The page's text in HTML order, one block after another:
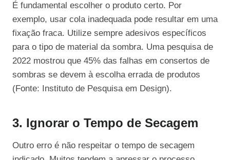
É fundamental escolher o produto certo. Por
exemplo, usar cola inadequada pode resultar em uma
fixação fraca. Utilize sempre adesivos específicos
para o tipo de material da sombra. Uma pesquisa de
2022 mostrou que 45% das falhas em consertos de
sombras se devem à escolha errada de produtos
(Fonte: Instituto de Pesquisa em Design).
3. Ignorar o Tempo de Secagem
Outro erro é não respeitar o tempo de secagem